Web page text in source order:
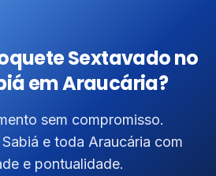
Sextavado no
em Araucária?
sem compromisso.
e toda Araucária com
e pontualidade.